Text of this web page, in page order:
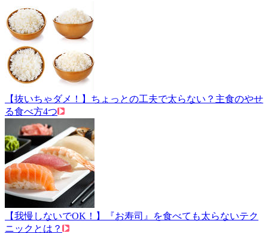
【抜いちゃダメ！】ちょっとの工夫で太らない？主食のやせ
る食べ方4つ
【我慢しないでOK！】『お寿司』を食べても太らないテク
ニックとは？